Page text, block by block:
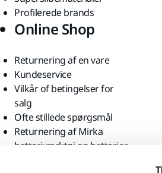
Profilerede brands
Online Shop
Returnering af en vare
Kundeservice
Vilkår of betingelser for
salg
Ofte stillede spørgsmål
Returnering af Mirka
batteriværktøj og batterier